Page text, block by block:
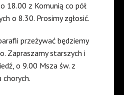
18.00 z Komunią co pół
o 8.30. Prosimy zgłosić.
przeżywać będziemy
Zapraszamy starszych i
o 9.00 Msza św. z